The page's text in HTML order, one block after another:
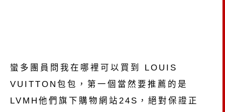
蠻多團員問我在哪裡可以買到 LOUIS
VUITTON包包，第一個當然要推薦的是
LVMH他們旗下購物網站24S，絕對保證正